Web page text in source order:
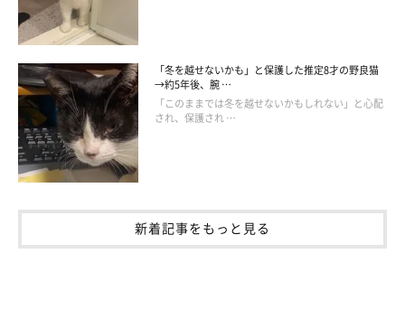
「冬を越せないかも」と保護した推定8才の野良猫
→約5年後、腕 …
「このままでは冬を越せないかもしれない」と心配
され、保護され …
新着記事をもっと見る